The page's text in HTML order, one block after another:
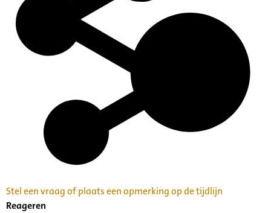
Stel een vraag of plaats een opmerking op de tijdlijn
Reageren